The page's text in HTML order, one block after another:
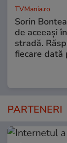
TVMania.ro
Sorin
de aceeași
stradă.
fiecare dată
PARTENERI